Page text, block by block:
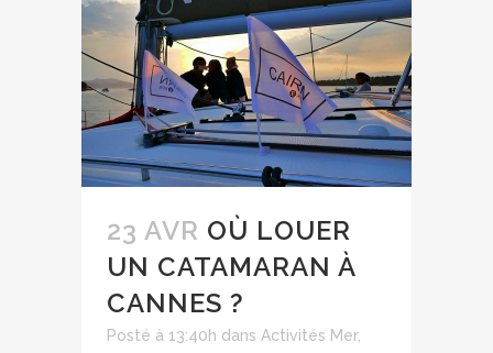
23 AVR OÙ LOUER
UN CATAMARAN À
CANNES ?
Posté à 13:40h dans Activités Mer,